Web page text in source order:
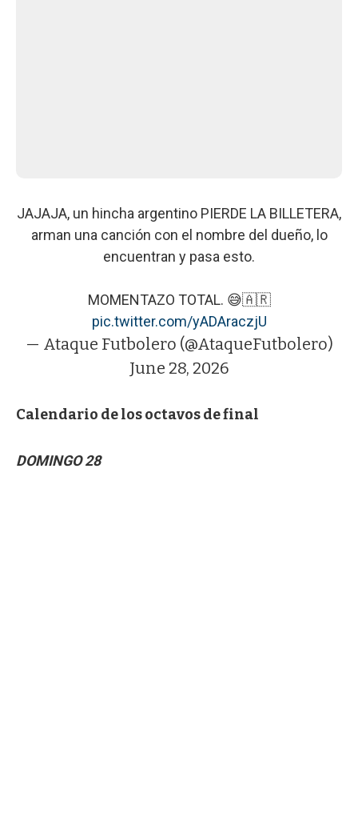
JAJAJA, un hincha argentino PIERDE LA BILLETERA,
arman una canción con el nombre del dueño, lo
encuentran y pasa esto.
MOMENTAZO TOTAL. 😅🇦🇷
pic.twitter.com/yADAraczjU
— Ataque Futbolero (@AtaqueFutbolero)
June 28, 2026
Calendario de los octavos de final
DOMINGO 28